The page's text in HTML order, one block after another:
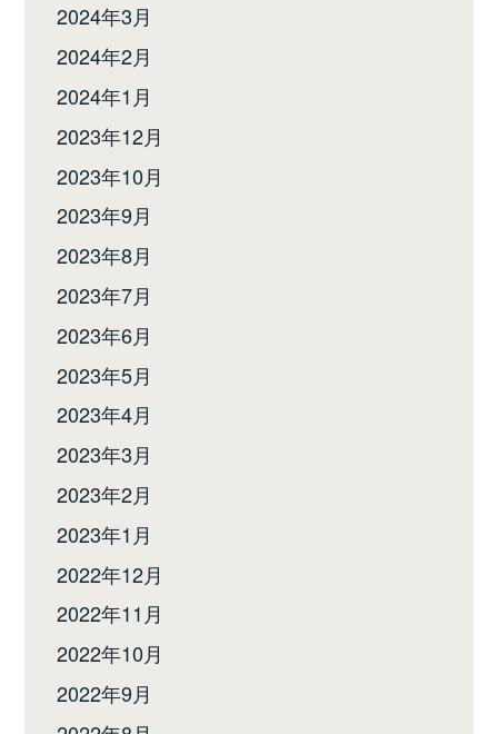
2024年3月
2024年2月
2024年1月
2023年12月
2023年10月
2023年9月
2023年8月
2023年7月
2023年6月
2023年5月
2023年4月
2023年3月
2023年2月
2023年1月
2022年12月
2022年11月
2022年10月
2022年9月